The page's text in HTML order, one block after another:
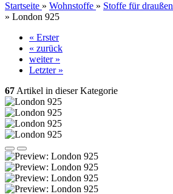
Startseite » Wohnstoffe » Stoffe für draußen
» London 925
« Erster
« zurück
weiter »
Letzter »
67 Artikel in dieser Kategorie